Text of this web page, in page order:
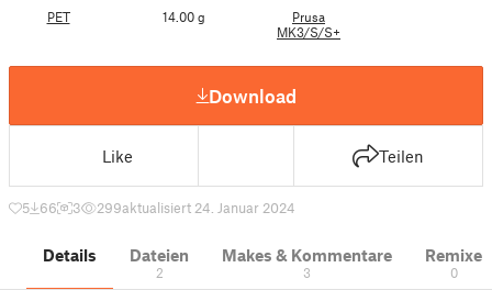
PET 14.00 g
Prusa
MK3/S/S+
Download
Like Teilen
5 66 3 299aktualisiert 24. Januar 2024
Details Dateien
2
Makes & Kommentare
3
Remixe
0